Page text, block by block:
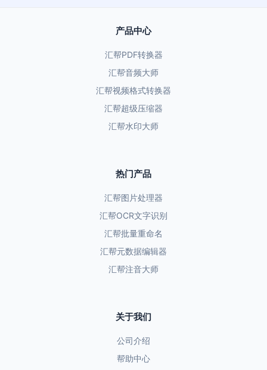
产品中心
汇帮PDF转换器
汇帮音频大师
汇帮视频格式转换器
汇帮超级压缩器
汇帮水印大师
热门产品
汇帮图片处理器
汇帮OCR文字识别
汇帮批量重命名
汇帮元数据编辑器
汇帮注音大师
关于我们
公司介绍
帮助中心